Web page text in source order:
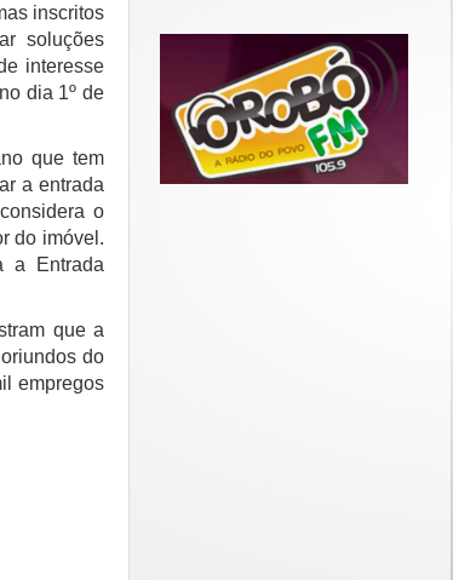
inscritos
soluções
interesse
dia 1º de
que tem
a entrada
o
do imóvel.
a Entrada
que a
do
empregos